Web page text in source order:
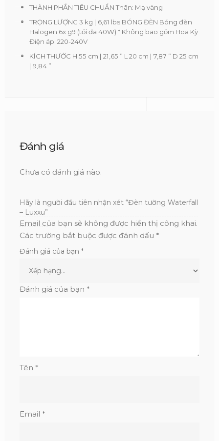
THÀNH PHẦN TIÊU CHUẨN Thân: Mạ vàng
TRỌNG LƯỢNG 3 kg | 6,61 lbs BÓNG ĐÈN Bóng đèn
Halogen 6x g9 (tối đa 40W) * Không bao gồm Hoa Kỳ
Điện áp: 220-240V
KÍCH THƯỚC H 55 cm | 21,65 ” L 20 cm | 7,87 ” D 25 cm
| 9,84 ”
Đánh giá
Chưa có đánh giá nào.
Hãy là người đầu tiên nhận xét “Đèn tường Waterfall
– Luxxu”
Email của bạn sẽ không được hiển thị công khai.
Các trường bắt buộc được đánh dấu *
Đánh giá của bạn *
Đánh giá của bạn *
Tên *
Email *